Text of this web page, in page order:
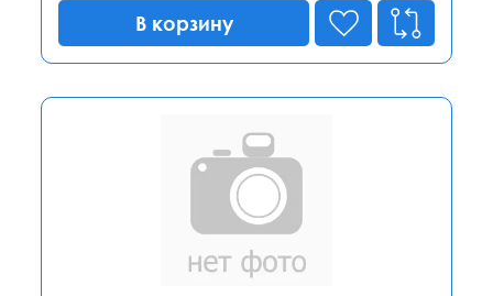
В корзину